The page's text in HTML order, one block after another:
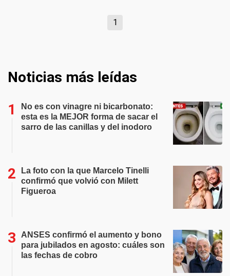
1
Noticias más leídas
No es con vinagre ni bicarbonato:
esta es la MEJOR forma de sacar el
sarro de las canillas y del inodoro
La foto con la que Marcelo Tinelli
confirmó que volvió con Milett
Figueroa
ANSES confirmó el aumento y bono
para jubilados en agosto: cuáles son
las fechas de cobro